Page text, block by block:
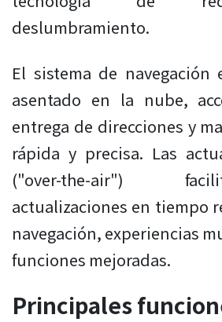
deslumbramiento.
El sistema de navegación
asentado en la nube,
entrega de direcciones y
rápida y precisa. Las
("over-the-air")
actualizaciones en tiempo
navegación, experiencias
funciones mejoradas.
Principales